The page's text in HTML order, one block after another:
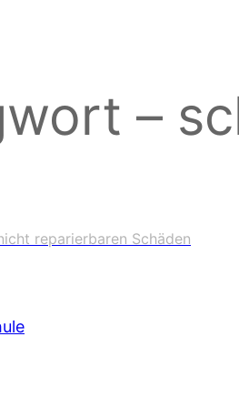
–
reparierbaren Schäden